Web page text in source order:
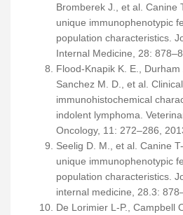
Bromberek J., et al. Canine
unique immunophenotypic
population characteristics.
Internal Medicine, 28:
Flood-Knapik K. E., Durham
Sanchez M. D., et al.
immunohistochemical
indolent lymphoma.
Oncology, 11: 272–286,
Seelig D. M., et al. Canine
unique immunophenotypic
population characteristics.
internal medicine, 28.3:
De Lorimier L-P., Campbell